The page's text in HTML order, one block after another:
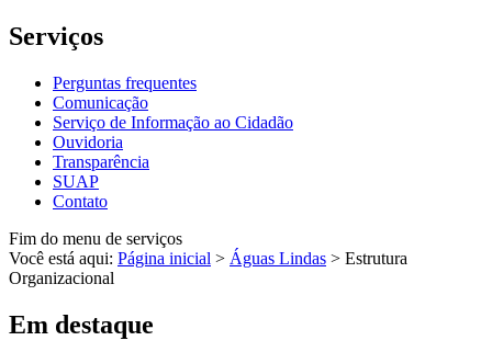
Serviços
Perguntas frequentes
Comunicação
Serviço de Informação ao Cidadão
Ouvidoria
Transparência
SUAP
Contato
Fim do menu de serviços
Você está aqui: Página inicial > Águas Lindas > Estrutura
Organizacional
Em destaque